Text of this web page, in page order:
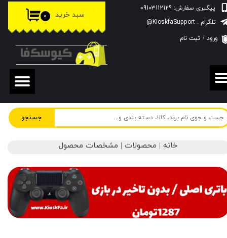
جستجو
پیگیری سفارش: 09103112129
۰ سبد خرید
ورود / ثبت نام
حساب کاربری من
تغییر گذر واژه
سفارشات
خروج از حساب کاربری
تلگرام : KioskfaSupport@
خانه | محصولات | مشخصات محصول